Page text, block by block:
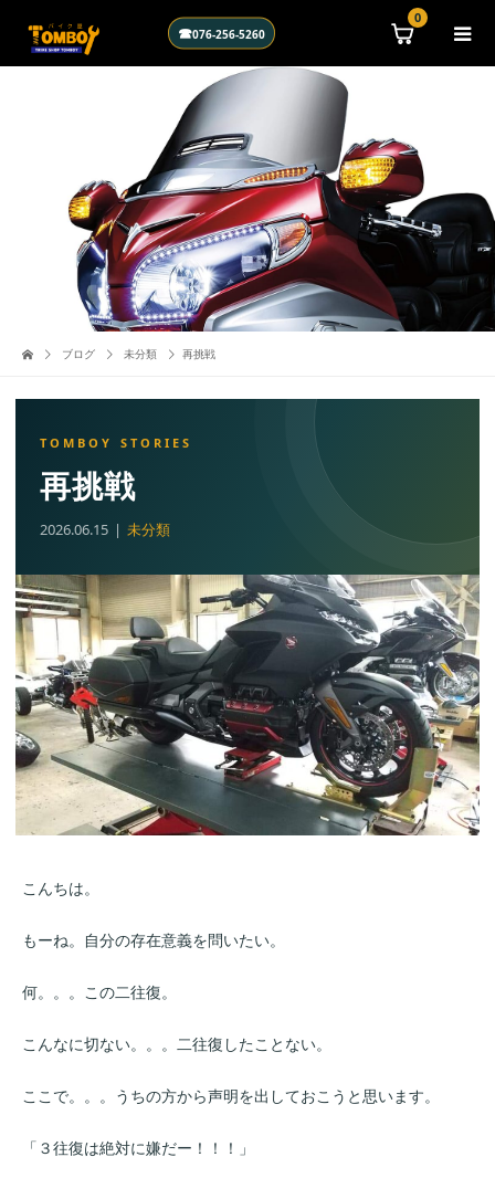
0
☎076-256-5260
ブログ 未分類 再挑戦
再挑戦
2026.06.15 未分類
こんちは。
もーね。自分の存在意義を問いたい。
何。。。この二往復。
こんなに切ない。。。二往復したことない。
ここで。。。うちの方から声明を出しておこうと思います。
「３往復は絶対に嫌だー！！！」